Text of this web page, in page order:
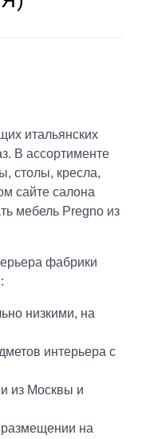
итальянских
В ассортименте
столы, кресла,
сайте салона
мебель Pregno из
фабрики
низкими, на
интерьера с
из Москвы и
размещении на